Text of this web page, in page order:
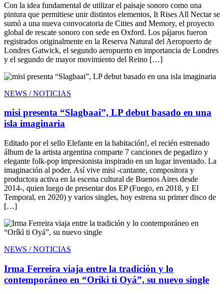
Con la idea fundamental de utilizar el paisaje sonoro como una
pintura que permitiese unir distintos elementos, It Rises All Nectar se
sumó a una nueva convocatoria de Cities and Memory, el proyecto
global de rescate sonoro con sede en Oxford. Los pájaros fueron
registrados originalmente en la Reserva Natural del Aeropuerto de
Londres Gatwick, el segundo aeropuerto en importancia de Londres
y el segundo de mayor movimiento del Reino […]
NEWS / NOTICIAS
misi presenta “Slagbaai”, LP debut basado en una
isla imaginaria
Editado por el sello Elefante en la habitación!, el recién estrenado
álbum de la artista argentina comparte 7 canciones de pegadizo y
elegante folk-pop impresionista inspirado en un lugar inventado. La
imaginación al poder. Así vive misi -cantante, compositora y
productora activa en la escena cultural de Buenos Aires desde
2014-, quien luego de presentar dos EP (Fuego, en 2018, y El
Temporal, en 2020) y varios singles, hoy estrena su primer disco de
[…]
NEWS / NOTICIAS
Irma Ferreira viaja entre la tradición y lo
contemporáneo en “Oríkì ti Oyá”, su nuevo single